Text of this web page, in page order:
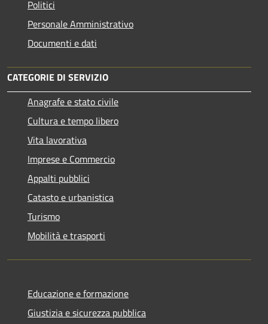
Politici
Personale Amministrativo
Documenti e dati
CATEGORIE DI SERVIZIO
Anagrafe e stato civile
Cultura e tempo libero
Vita lavorativa
Imprese e Commercio
Appalti pubblici
Catasto e urbanistica
Turismo
Mobilità e trasporti
Educazione e formazione
Giustizia e sicurezza pubblica